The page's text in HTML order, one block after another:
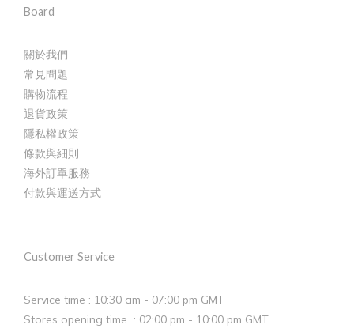
Board
關於我們
常見問題
購物流程
退貨政策
隱私權政策
條款與細則
海外訂單服務
付款與運送方式
Customer Service
Service time : 10:30 am - 07:00 pm GMT
Stores opening time : 02:00 pm - 10:00 pm GMT